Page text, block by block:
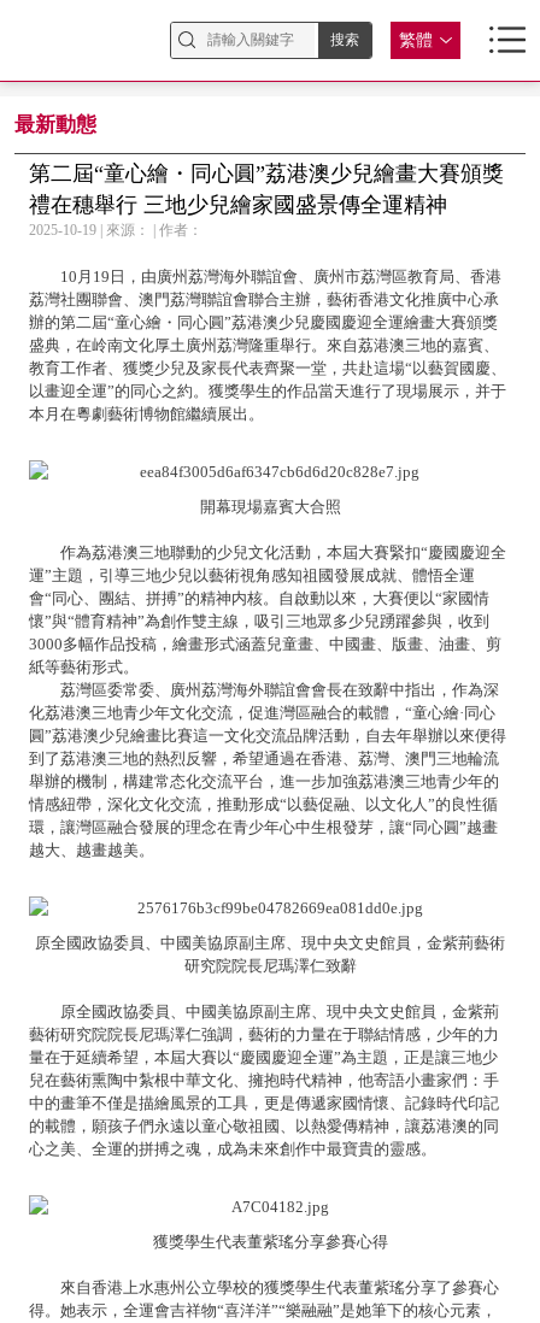
繁體
最新動態
第二屆“童心繪・同心圓”荔港澳少兒繪畫大賽頒獎
禮在穗舉行 三地少兒繪家國盛景傳全運精神
2025-10-19 | 來源： | 作者：
10月19日，由廣州荔灣海外聯誼會、廣州市荔灣區教育局、香港
荔灣社團聯會、澳門荔灣聯誼會聯合主辦，藝術香港文化推廣中心承
辦的第二屆“童心繪・同心圓”荔港澳少兒慶國慶迎全運繪畫大賽頒獎
盛典，在岭南文化厚土廣州荔灣隆重舉行。來自荔港澳三地的嘉賓、
教育工作者、獲獎少兒及家長代表齊聚一堂，共赴這場“以藝賀國慶、
以畫迎全運”的同心之約。獲獎學生的作品當天進行了現場展示，并于
本月在粵劇藝術博物館繼續展出。
開幕現場嘉賓大合照
作為荔港澳三地聯動的少兒文化活動，本屆大賽緊扣“慶國慶迎全
運”主題，引導三地少兒以藝術視角感知祖國發展成就、體悟全運
會“同心、團結、拼搏”的精神内核。自啟動以來，大賽便以“家國情
懷”與“體育精神”為創作雙主線，吸引三地眾多少兒踴躍參與，收到
3000多幅作品投稿，繪畫形式涵蓋兒童畫、中國畫、版畫、油畫、剪
紙等藝術形式。
荔灣區委常委、廣州荔灣海外聯誼會會長在致辭中指出，作為深
化荔港澳三地青少年文化交流，促進灣區融合的載體，“童心繪·同心
圓”荔港澳少兒繪畫比賽這一文化交流品牌活動，自去年舉辦以來便得
到了荔港澳三地的熱烈反響，希望通過在香港、荔灣、澳門三地輪流
舉辦的機制，構建常态化交流平台，進一步加強荔港澳三地青少年的
情感紐帶，深化文化交流，推動形成“以藝促融、以文化人”的良性循
環，讓灣區融合發展的理念在青少年心中生根發芽，讓“同心圓”越畫
越大、越畫越美。
原全國政協委員、中國美協原副主席、現中央文史館員， 金紫荊藝術
研究院院長尼瑪澤仁致辭
原全國政協委員、中國美協原副主席、現中央文史館員，金紫荊
藝術研究院院長尼瑪澤仁強調，藝術的力量在于聯結情感，少年的力
量在于延續希望，本屆大賽以“慶國慶迎全運”為主題，正是讓三地少
兒在藝術熏陶中紮根中華文化、擁抱時代精神，他寄語小畫家們：手
中的畫筆不僅是描繪風景的工具，更是傳遞家國情懷、記錄時代印記
的載體，願孩子們永遠以童心敬祖國、以熱愛傳精神，讓荔港澳的同
心之美、全運的拼搏之魂，成為未來創作中最寶貴的靈感。
獲獎學生代表董紫瑤分享參賽心得
來自香港上水惠州公立學校的獲獎學生代表董紫瑤分享了參賽心
得。她表示，全運會吉祥物“喜洋洋”“樂融融”是她筆下的核心元素，